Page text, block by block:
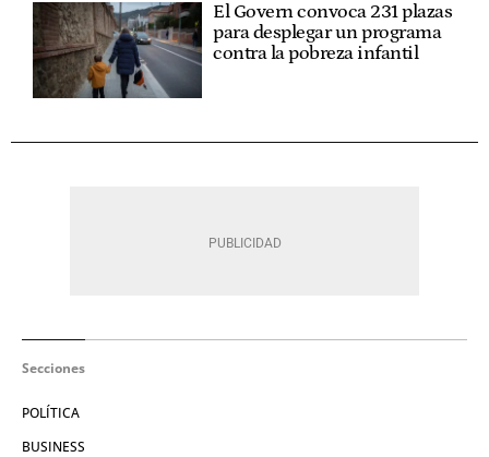
El Govern convoca 231 plazas
para desplegar un programa
contra la pobreza infantil
Secciones
POLÍTICA
BUSINESS